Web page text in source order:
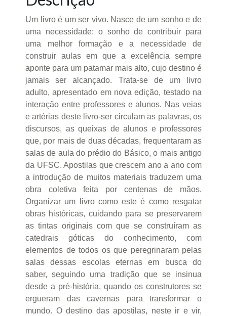
Um livro é um ser vivo. Nasce de um sonho e de
uma necessidade: o sonho de contribuir para
uma melhor formação e a necessidade de
construir aulas em que a excelência sempre
aponte para um patamar mais alto, cujo destino é
jamais ser alcançado. Trata-se de um livro
adulto, apresentado em nova edição, testado na
interação entre professores e alunos. Nas veias
e artérias deste livro-ser circulam as palavras, os
discursos, as queixas de alunos e professores
que, por mais de duas décadas, frequentaram as
salas de aula do prédio do Básico, o mais antigo
da UFSC. Apostilas que crescem ano a ano com
a introdução de muitos materiais traduzem uma
obra coletiva feita por centenas de mãos.
Organizar um livro como este é como resgatar
obras históricas, cuidando para se preservarem
as tintas originais com que se construíram as
catedrais góticas do conhecimento, com
elementos de todos os que peregrinaram pelas
salas dessas escolas eternas em busca do
saber, seguindo uma tradição que se insinua
desde a pré-história, quando os construtores se
ergueram das cavernas para transformar o
mundo. O destino das apostilas, neste ir e vir,